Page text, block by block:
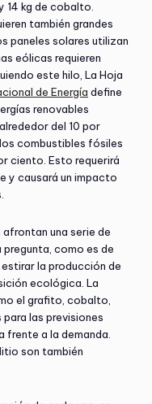
14 kg de cobalto.
también grandes
paneles solares utilizan
eólicas requieren
este hilo, La Hoja
de Energía define
renovables
del 10 por
combustibles fósiles
ciento. Esto requerirá
y causará un impacto
una serie de
como es de
la producción de
ecológica. La
el grafito, cobalto,
las previsiones
frente a la demanda.
son también